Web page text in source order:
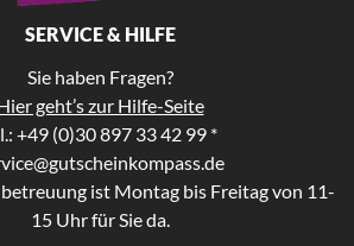
SERVICE & HILFE
Sie haben Fragen?
geht’s zur Hilfe-Seite
+49 (0)30 897 33 42 99 *
ist Montag bis Freitag von 11-
15 Uhr für Sie da.